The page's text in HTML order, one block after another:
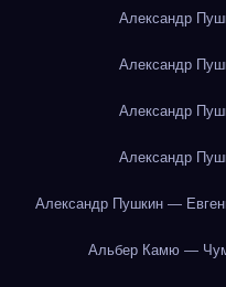
Александр
Александр
Александр
Александр
Александр Пушкин —
Альбер Камю —